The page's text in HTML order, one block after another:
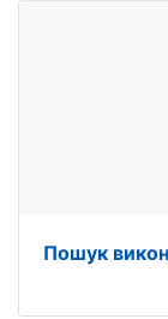
Пошук